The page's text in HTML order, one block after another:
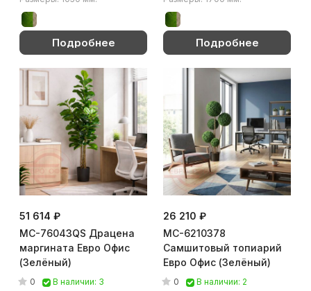
Подробнее Подробнее
51 614 ₽
MC-76043QS Драцена
маргината Евро Офис
(Зелёный)
0
В наличии: 3
26 210 ₽
MC-6210378
Самшитовый топиарий
Евро Офис (Зелёный)
0
В наличии: 2